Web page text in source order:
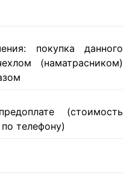
покупка данного
(наматрасником)
(стоимость
телефону)